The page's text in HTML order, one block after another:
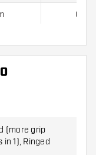
6.48
Soft contiene:3
(more grip
in 1), Ringed